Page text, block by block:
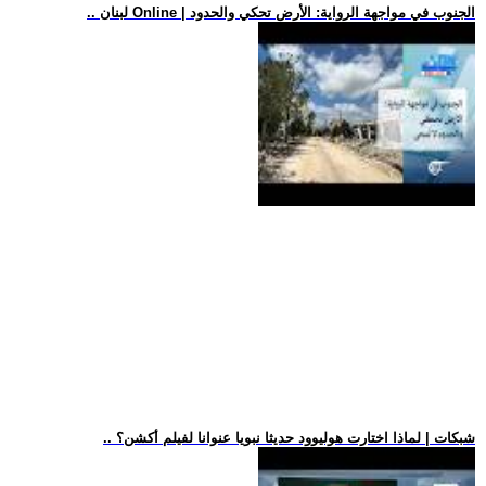
.. لبنان Online | الجنوب في مواجهة الرواية: الأرض تحكي والحدود
.. شبكات | لماذا اختارت هوليوود حديثا نبويا عنوانا لفيلم أكشن؟